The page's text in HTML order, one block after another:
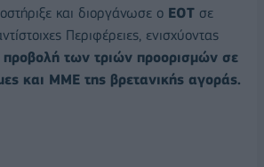
και διοργάνωσε ο ΕΟΤ σε
Περιφέρειες, ενισχύοντας
προβολή των τριών προορισμών σε
και ΜΜΕ της βρετανικής αγοράς.